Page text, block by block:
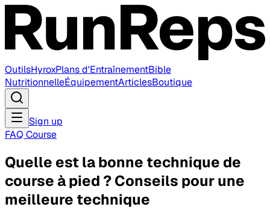
OutilsHyroxPlans d'EntraînementBible
NutritionnelleÉquipementArticlesBoutique
Sign up
FAQ Course
Quelle est la bonne technique de
course à pied ? Conseils pour une
meilleure technique